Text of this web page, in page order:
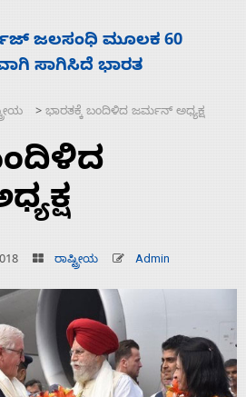
ಕೊಡದಿದ್ದರೆ ಸದನ ನಡೆಸಲು
> ಭಾರತಕ್ಕೆ ಬಂದಿಳಿದ ಜರ್ಮನ್ ಅಧ್ಯಕ್ಷ
ರಾಷ್ಟ್ರೀಯ Admin